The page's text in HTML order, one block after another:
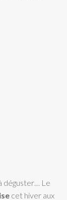
déguster… Le
cet hiver aux